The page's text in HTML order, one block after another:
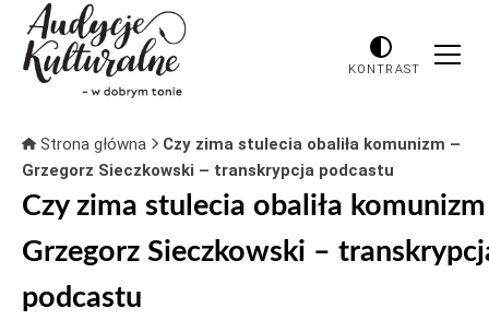
KONTRAST
Strona główna
Czy zima stulecia obaliła komunizm –
Grzegorz Sieczkowski – transkrypcja podcastu
Czy zima stulecia obaliła
Grzegorz Sieczkowski –
podcastu